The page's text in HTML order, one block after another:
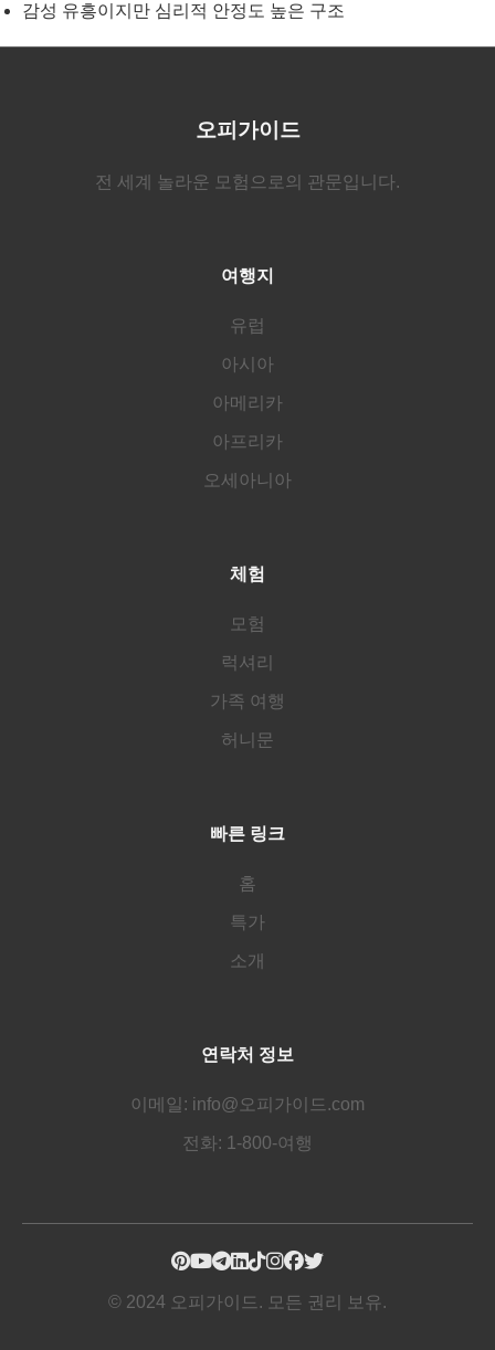
감성 유흥이지만 심리적 안정도 높은 구조
오피가이드
전 세계 놀라운 모험으로의 관문입니다.
여행지
유럽
아시아
아메리카
아프리카
오세아니아
체험
모험
럭셔리
가족 여행
허니문
빠른 링크
홈
특가
소개
연락처 정보
이메일: info@오피가이드.com
전화: 1-800-여행
© 2024 오피가이드. 모든 권리 보유.